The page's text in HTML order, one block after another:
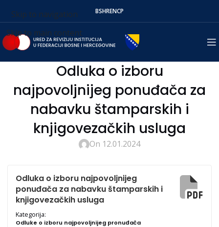
Skip to navigation
Skip to main content
BSHRENСР
Odluka o izboru
najpovoljnijeg ponuđača za
nabavku štamparskih i
knjigovezačkih usluga
On 12.01.2024
Odluka o izboru najpovoljnijeg
ponuđača za nabavku štamparskih i
knjigovezačkih usluga
Kategorija:
Odluke o izboru najpovoljnijeg pronuđača